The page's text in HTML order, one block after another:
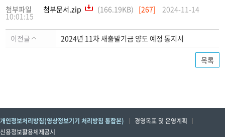
첨부파일 첨부문서.zip (166.19KB) [267] 2024-11-14
10:01:15
이전글 2024년 11차 새출발기금 양도 예정 통지서
목록
개인정보처리방침(영상정보기기 처리방침 통합본)
경영목표 및 운영계획
신용정보활용체제공시